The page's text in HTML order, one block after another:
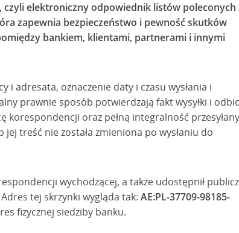
czyli elektroniczny odpowiednik listów poleconych
zapewnia bezpieczeństwo i pewność skutków
bankiem, klientami, partnerami i innymi
i adresata, oznaczenie daty i czasu wysłania i
prawnie sposób potwierdzają fakt wysyłki i
korespondencji oraz pełną integralność
jej treść nie została zmieniona po wysłaniu do
wychodzącej, a także udostępnił
tej skrzynki wygląda tak: AE:PL-37709-98185-
fizycznej siedziby banku.